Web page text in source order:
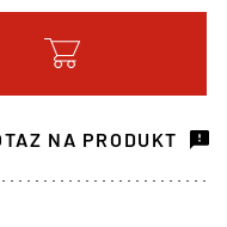
2 ks
NA PRODUKT